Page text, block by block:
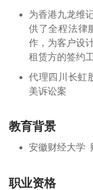
为香港九龙维
供了全程法律
作，为客户设
租赁方的签约
代理四川长虹
美诉讼案
教育背景
安徽财经大学
职业资格